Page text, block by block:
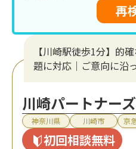
再
【川崎駅徒歩1分】的
題に対応｜ご意向に沿
川崎パートナー
神奈川県 川崎市 京
初回相談無料